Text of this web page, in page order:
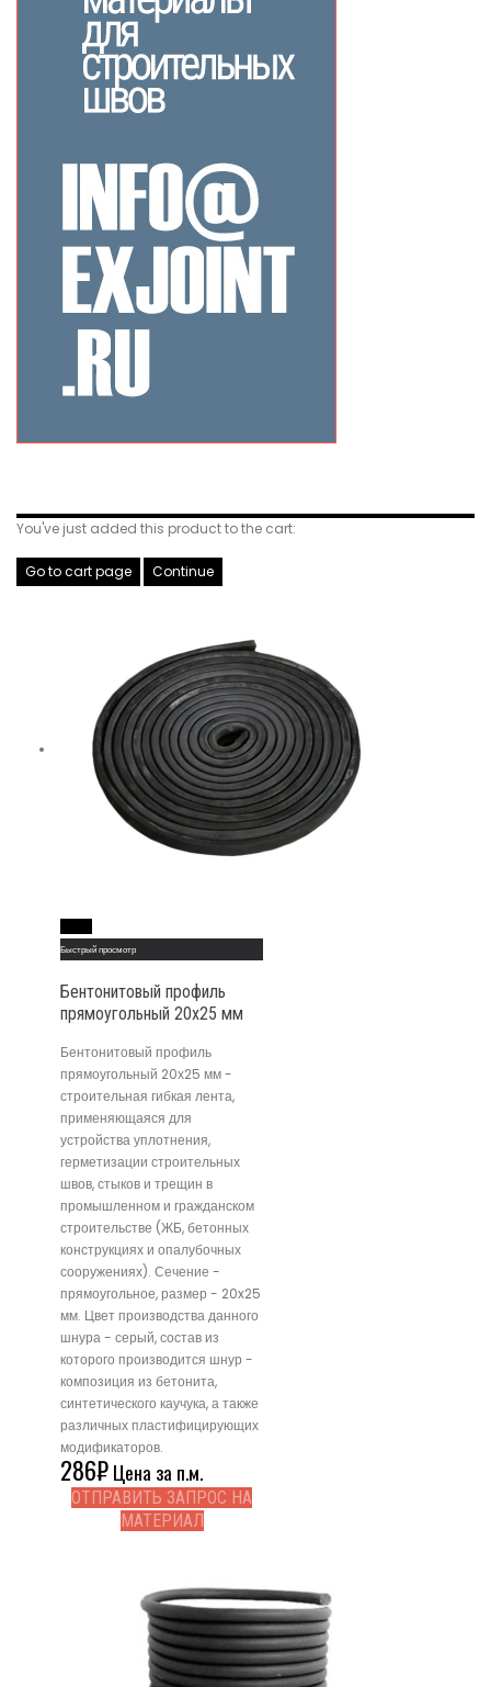
You've just added this product to the cart:
Go to cart page Continue
Быстрый просмотр
Бентонитовый профиль
прямоугольный 20х25 мм
Бентонитовый профиль
прямоугольный 20х25 мм -
строительная гибкая лента,
применяющаяся для
устройства уплотнения,
герметизации строительных
швов, стыков и трещин в
промышленном и гражданском
строительстве (ЖБ, бетонных
конструкциях и опалубочных
сооружениях). Сечение -
прямоугольное, размер - 20x25
мм. Цвет производства данного
шнура - серый, состав из
которого производится шнур -
композиция из бетонита,
синтетического каучука, а также
различных пластифицирующих
модификаторов.
286₽Цена за п.м.
ОТПРАВИТЬ ЗАПРОС НА
МАТЕРИАЛ